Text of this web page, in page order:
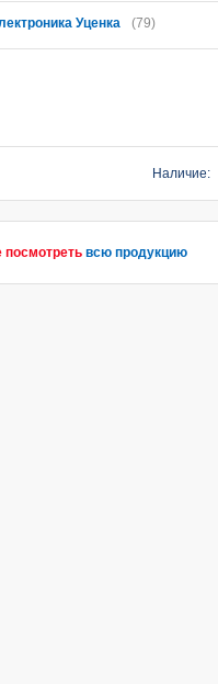
Уценка (79)
Наличие:
посмотреть всю продукцию